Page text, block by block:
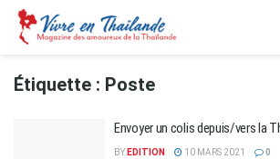
Étiquette : Poste
Envoyer un colis depuis/vers la
BY EDITION 10 MARS 2021 0